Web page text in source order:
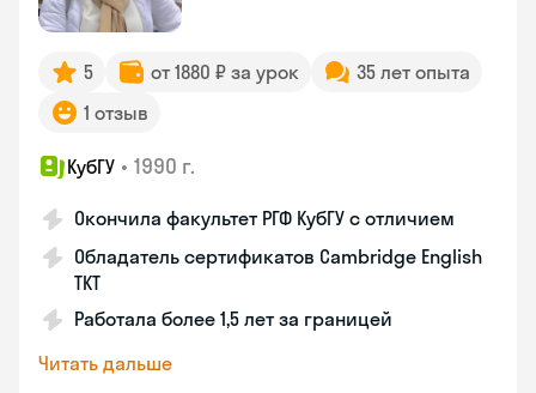
5 от 1880 ₽ за урок
35 лет опыта
1 отзыв
КубГУ • 1990 г.
Окончила факультет РГФ КубГУ с отличием
Обладатель сертификатов Cambridge English
TKT
Работала более 1,5 лет за границей
Читать дальше